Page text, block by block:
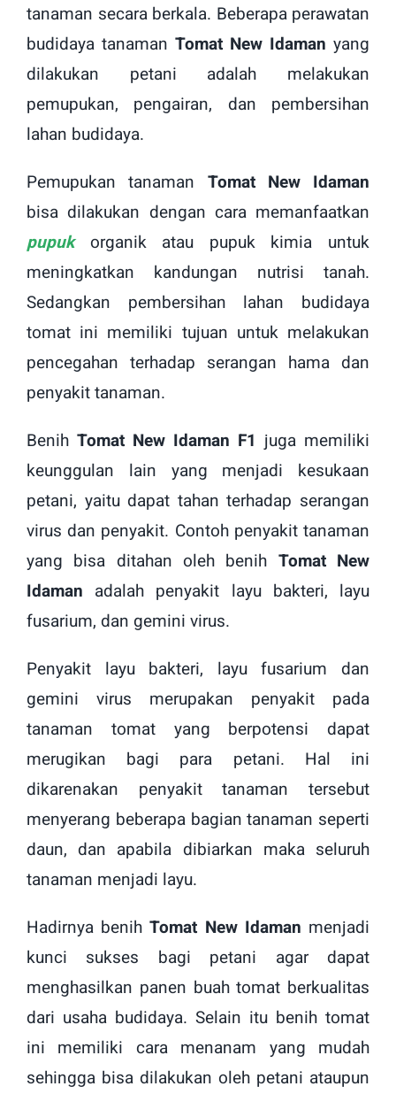
tanaman secara berkala. Beberapa perawatan
budidaya tanaman Tomat New Idaman yang
dilakukan petani adalah melakukan
pemupukan, pengairan, dan pembersihan
lahan budidaya.
Pemupukan tanaman Tomat New Idaman
bisa dilakukan dengan cara memanfaatkan
pupukorganik atau pupuk kimia untuk
meningkatkan kandungan nutrisi tanah.
Sedangkan pembersihan lahan budidaya
tomat ini memiliki tujuan untuk melakukan
pencegahan terhadap serangan hama dan
penyakit tanaman.
Benih Tomat New Idaman F1 juga memiliki
keunggulan lain yang menjadi kesukaan
petani, yaitu dapat tahan terhadap serangan
virus dan penyakit. Contoh penyakit tanaman
yang bisa ditahan oleh benih Tomat New
Idaman adalah penyakit layu bakteri, layu
fusarium, dan gemini virus.
Penyakit layu bakteri, layu fusarium dan
gemini virus merupakan penyakit pada
tanaman tomat yang berpotensi dapat
merugikan bagi para petani. Hal ini
dikarenakan penyakit tanaman tersebut
menyerang beberapa bagian tanaman seperti
daun, dan apabila dibiarkan maka seluruh
tanaman menjadi layu.
Hadirnya benihTomat New Idaman menjadi
kunci sukses bagi petani agar dapat
menghasilkan panen buah tomat berkualitas
dari usaha budidaya. Selain itu benih tomat
ini memiliki cara menanam yang mudah
sehingga bisa dilakukan oleh petani ataupun